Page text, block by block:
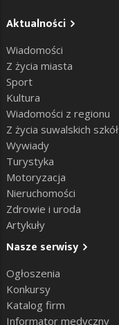
Aktualności
Wiadomości
Z życia miasta
Sport
Kultura
Wiadomości z regionu
Z życia suwalskich szkół
Wywiady
Turystyka
Motoryzacja
Nieruchomości
Zdrowie i uroda
Artykuły
Nasze serwisy
Ogłoszenia
Konkursy
Katalog firm
Informator medyczny